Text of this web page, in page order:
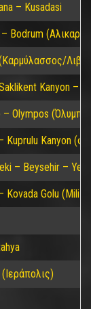
– Kusadasi
Bodrum
Kanyon –
Olympos
Kanyon
– Beysehir –
Golu (Mili